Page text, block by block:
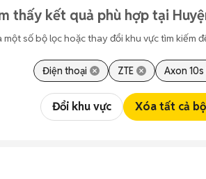
thấy kết quả phù hợp tại
một số bộ lọc hoặc thay đổi khu vực tìm kiếm
Điện thoại ZTE Axon 10s
Đổi khu vực Xóa tất cả